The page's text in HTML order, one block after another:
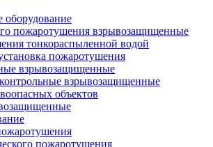
пожаротушения взрывозащищенные
тонкораспыленной водой
пожаротушения
взрывозащищенные
взрывозащищенные
объектов
пожаротушения